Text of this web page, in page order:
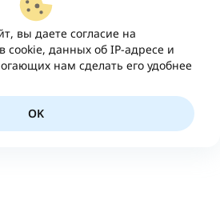
вы даете согласие на
cookie, данных об IP-адресе и
нам сделать его удобнее
OK